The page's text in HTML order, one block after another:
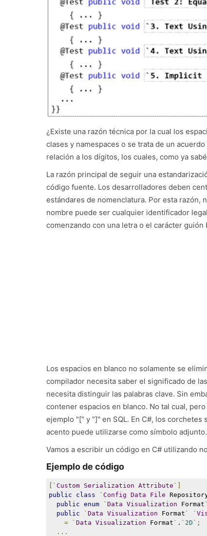
¿Existe una razón técnica por la cual los
clases y namespaces o se trata de un
relación a los dígitos, los cuales, como ya
La razón principal de seguir una
código fuente. Los desarrolladores deben
estándares de nomenclatura. Por esta razón,
nombre puede ser cualquier identificador
comenzando con una letra o el carácter
Los espacios en blanco no solamente se
compilador necesita saber el significado de
necesita distinguir las palabras clave. Sin
contener espacios en blanco. No tal cual,
ejemplo "[" y "]" en SQL. En C#, los
acento puede utilizarse como símbolo adjunto.
Vamos a escribir un código en C# utilizando
Ejemplo de código
[` Custom Serialization Attribute `]
public
class ` Config Data File
public enum ` Data Visualization Format `
public
` Data Visualization Format ` `
=
` Data Visualization Format ` . ` 2D `;
...